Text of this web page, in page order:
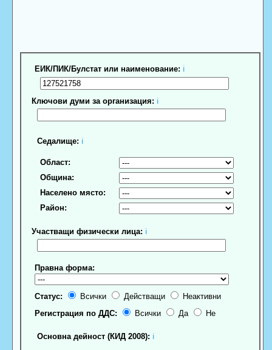
ЕИК/ПИК/Булстат или наименование: ℹ
Ключови думи за организация: ℹ
Седалище: ℹ
Област:
Община:
Населено място:
Район:
Участващи физически лица: ℹ
Правна форма:
Статус: Всички Действащи
Неактивни
Регистрация по ДДС:
Всички Да Не
Основна дейност (КИД 2008): ℹ